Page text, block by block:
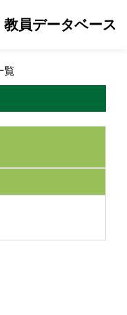
教員データベース
覧